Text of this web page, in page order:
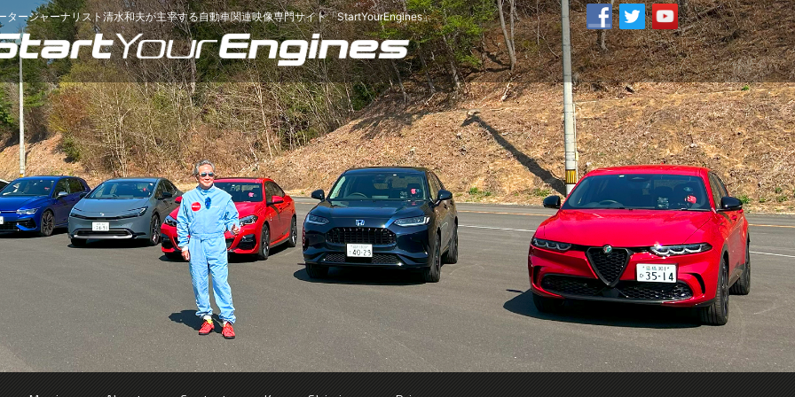
タージャーナリスト清水和夫が主宰する自動車関連映像専門サイト「StartYourEngines」